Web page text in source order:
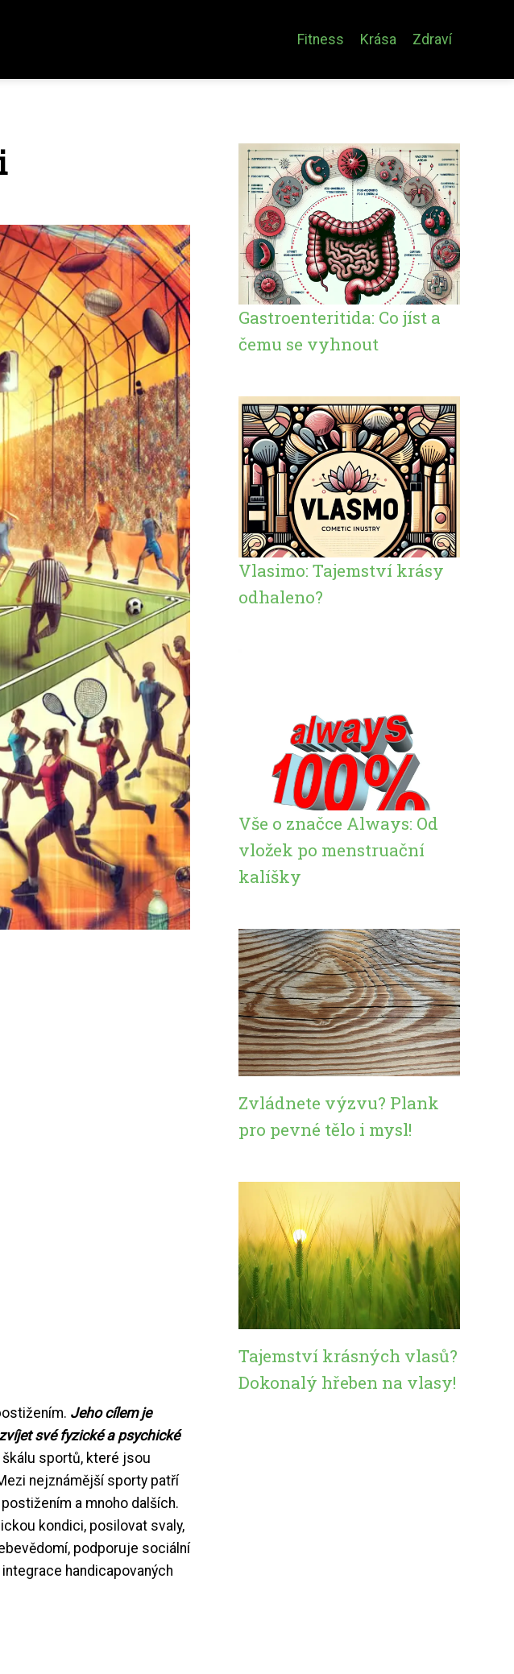
Fitness Krása Zdraví
Jeho cílem je
své fyzické a psychické
sportů, které jsou
nejznámější sporty patří
a mnoho dalších.
kondici, posilovat svaly,
podporuje sociální
handicapovaných
Gastroenteritida: Co jíst a
čemu se vyhnout
Vlasimo: Tajemství krásy
odhaleno?
Vše o značce Always: Od
vložek po menstruační
kalíšky
Zvládnete výzvu? Plank
pro pevné tělo i mysl!
Tajemství krásných vlasů?
Dokonalý hřeben na vlasy!